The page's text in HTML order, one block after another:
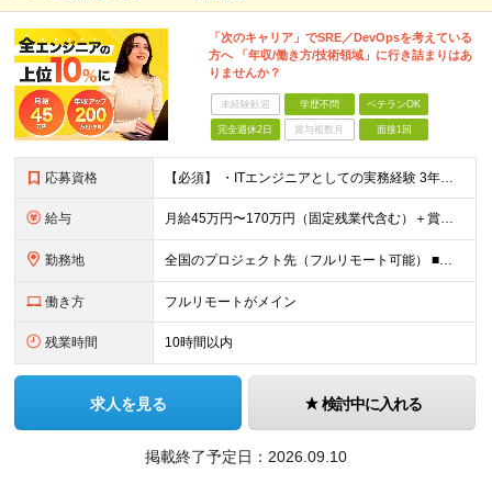
「次のキャリア」でSRE／DevOpsを考えている
方へ 「年収/働き方/技術領域」に行き詰まりはあ
りませんか？
未経験歓迎 学歴不問 ベテランOK
完全週休2日 賞与複数月 面接1回
応募資格 【必須】 ・ITエンジニアとしての実務経験 3年以上 （インフラエンジニア／サーバーエンジニア／ネットワークエンジニア／クラウドエンジニア／社内SE／バックエンドエンジニア等、領域不問） ・AWS／G
給与 月給45万円〜170万円（固定残業代含む）＋賞与＋インセンティブ 想定年収：620万円〜2,000万円 ◎入社した全員が年収UP（平均170万円UP） ※経験・能力などを考慮の上、決定します。 ※月
勤務地 全国のプロジェクト先（フルリモート可能） ■プロジェクトは100%完全選択制 ■帰社日なし（社内業務は一切ありません） 【拠点】 ◆本社／東京都新宿区西新宿2丁目6番1号 新宿住友ビル28階 ◆大阪
働き方 フルリモートがメイン
残業時間 10時間以内
求人を見る 検討中に入れる
掲載終了予定日： 2026.09.10